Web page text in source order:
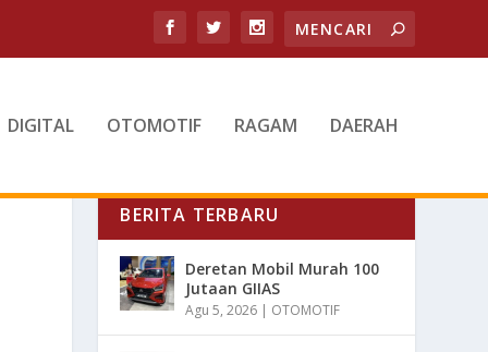
DIGITAL OTOMOTIF RAGAM DAERAH
BERITA TERBARU
Deretan Mobil Murah 100
Jutaan GIIAS
Agu 5, 2026 | OTOMOTIF